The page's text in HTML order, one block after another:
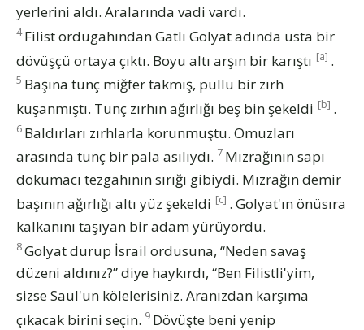
yerlerini aldı. Aralarında vadi vardı.
4 Filist ordugahından Gatlı Golyat adında usta bir
dövüşçü ortaya çıktı. Boyu altı arşın bir karıştı [a] .
5 Başına tunç miğfer takmış, pullu bir zırh
kuşanmıştı. Tunç zırhın ağırlığı beş bin şekeldi [b] .
6 Baldırları zırhlarla korunmuştu. Omuzları
arasında tunç bir pala asılıydı. 7 Mızrağının sapı
dokumacı tezgahının sırığı gibiydi. Mızrağın demir
başının ağırlığı altı yüz şekeldi [c] . Golyat'ın önüsıra
kalkanını taşıyan bir adam yürüyordu.
8Golyat durup İsrail ordusuna, “Neden savaş
düzeni aldınız?” diye haykırdı, “Ben Filistli'yim,
sizse Saul'un kölelerisiniz. Aranızdan karşıma
çıkacak birini seçin. 9 Dövüşte beni yenip